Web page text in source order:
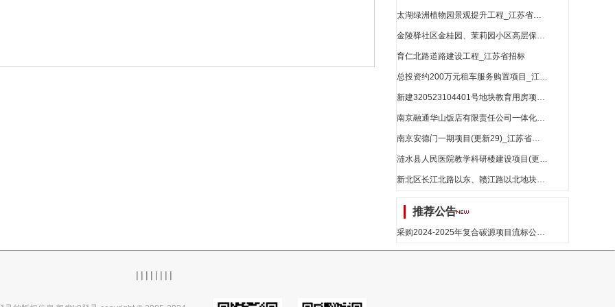
太湖绿洲植物园景观提升工程_江苏省招标
金陵驿社区金桂园、茉莉园小区高层保障房及地下室消防设施修复工程(更新4)_江苏省招标
育仁北路道路建设工程_江苏省招标
总投资约200万元租车服务购置项目_江苏省招标
新建320523104401号地块教育用房项目(更新12)_江苏省招标
南京融通华山饭店有限责任公司一体化酒店项目(更新15)_江苏省招标
南京安德门一期项目(更新29)_江苏省招标
涟水县人民医院教学科研楼建设项目(更新5)_江苏省招标
新北区长江北路以东、赣江路以北地块开发项目(更新17)_江苏省招标
推荐公告
采购2024-2025年复合碳源项目流标公告_江苏省招标
| | | | | | | |